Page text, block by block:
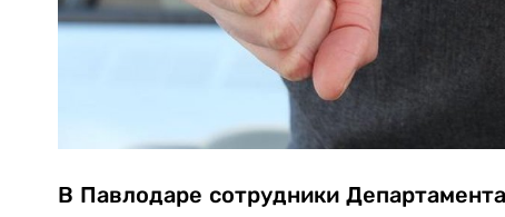
В Павлодаре сотрудники